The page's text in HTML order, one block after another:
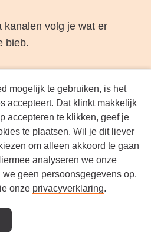
mogelijk te gebruiken, is het
accepteert. Dat klinkt makkelijk
accepteren te klikken, geef je
te plaatsen. Wil je dit liever
om alleen akkoord te gaan
analyseren we onze
geen persoonsgegevens op.
onze privacyverklaring.
kanalen volg je wat er
bieb.
YouTube